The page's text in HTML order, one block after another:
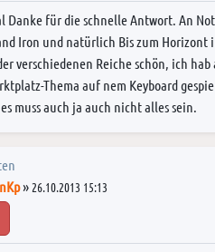
Danke für die schnelle Antwort. An
Iron und natürlich Bis zum
verschiedenen Reiche schön, ich
Thema auf nem Keyboard
muss auch ja auch nicht alles sein.
» 26.10.2013 15:13